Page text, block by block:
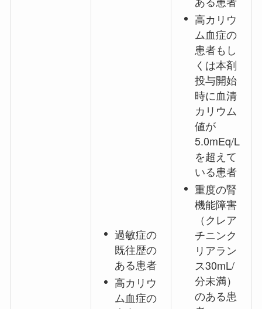
過敏症の
既往歴の
ある患者
高カリウ
ム血症の
高カリウ
ム血症の
患者もし
くは本剤
投与開始
時に血清
カリウム
値が
5.0mEq/L
を超えて
いる患者
重度の腎
機能障害
（クレア
チニンク
リアラン
ス30mL/
分未満）
のある患